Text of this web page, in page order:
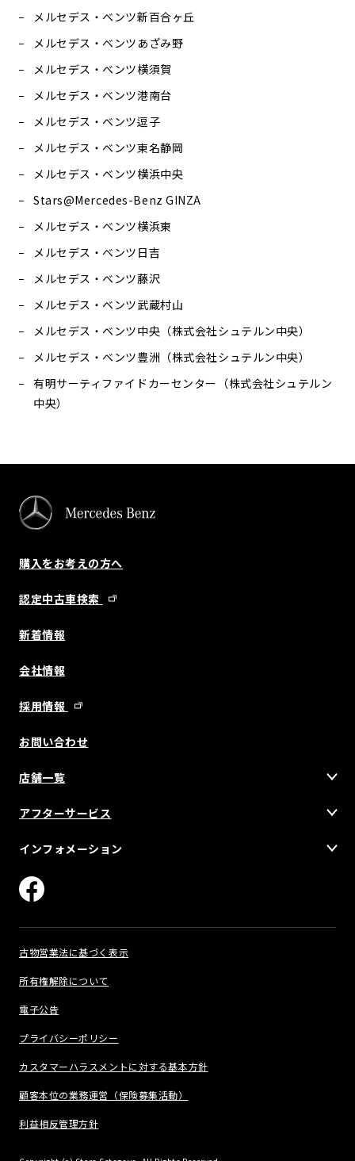
メルセデス・ベンツ新百合ヶ丘
メルセデス・ベンツあざみ野
メルセデス・ベンツ横須賀
メルセデス・ベンツ港南台
メルセデス・ベンツ逗子
メルセデス・ベンツ東名静岡
メルセデス・ベンツ横浜中央
Stars@Mercedes-Benz GINZA
メルセデス・ベンツ横浜東
メルセデス・ベンツ日吉
メルセデス・ベンツ藤沢
メルセデス・ベンツ武蔵村山
メルセデス・ベンツ中央（株式会社シュテルン中央）
メルセデス・ベンツ豊洲（株式会社シュテルン中央）
有明サーティファイドカーセンター（株式会社シュテルン
中央）
購入をお考えの方へ
認定中古車検索
新着情報
会社情報
採用情報
お問い合わせ
店舗一覧
アフターサービス
インフォメーション
古物営業法に基づく表示
所有権解除について
電子公告
プライバシーポリシー
カスタマーハラスメントに対する基本方針
顧客本位の業務運営（保険募集活動）
利益相反管理方針